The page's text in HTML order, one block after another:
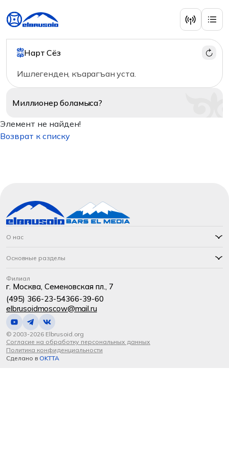
Нарт Сёз
Ишлегенден, къарагъан уста.
Миллионерболамыса?
Элемент не найден!
Возврат к списку
О нас
Основные разделы
Филиал
г. Москва, Семеновская пл., 7
(495) 366-23-54366-39-60
elbrusoidmoscow@mail.ru
© 2003-2026 Elbrusoid.org
Согласие на обработку персональных данных
Политика конфиденциальности
Сделано в OKTTA